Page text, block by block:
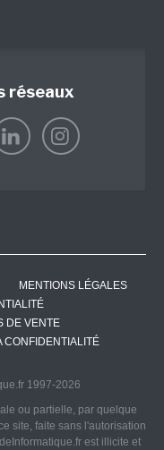
réseaux
MENTIONS LÉGALES
DE VENTE
CONFIDENTIALITÉ
1997-2026
ou partielle, par quelque
site, faite sans l'autorisation
est illicite et